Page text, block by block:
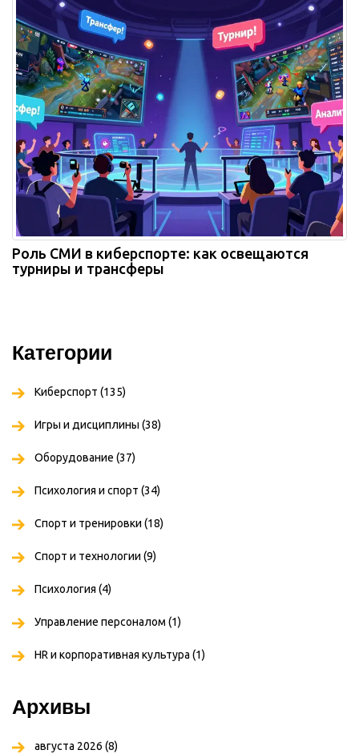
Роль СМИ в киберспорте: как освещаются
турниры и трансферы
Категории
Киберспорт (135)
Игры и дисциплины (38)
Оборудование (37)
Психология и спорт (34)
Спорт и тренировки (18)
Спорт и технологии (9)
Психология (4)
Управление персоналом (1)
HR и корпоративная культура (1)
Архивы
августа 2026 (8)